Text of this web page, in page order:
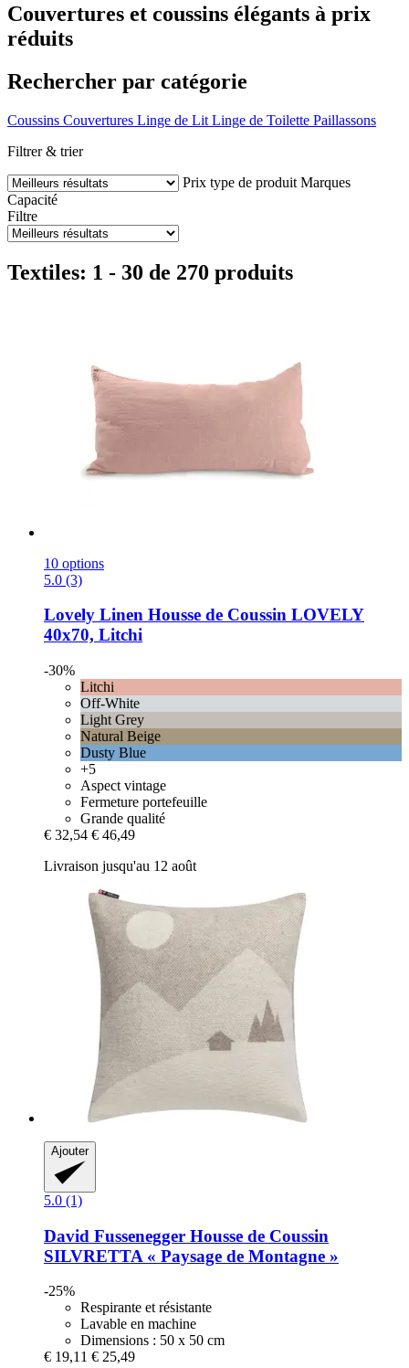
Couvertures et coussins élégants à prix
réduits
Rechercher par catégorie
Coussins Couvertures Linge de Lit Linge de Toilette Paillassons
Filtrer & trier
Prix type de produit Marques
Capacité
Filtre
Textiles: 1 - 30 de 270 produits
10 options
5.0 (3)
Lovely Linen Housse de Coussin LOVELY
40x70, Litchi
-30%
Litchi
Off-White
Light Grey
Natural Beige
Dusty Blue
+5
Aspect vintage
Fermeture portefeuille
Grande qualité
€ 32,54 € 46,49
Livraison jusqu'au 12 août
Ajouter
5.0 (1)
David Fussenegger Housse de Coussin
SILVRETTA « Paysage de Montagne »
-25%
Respirante et résistante
Lavable en machine
Dimensions : 50 x 50 cm
€ 19,11 € 25,49